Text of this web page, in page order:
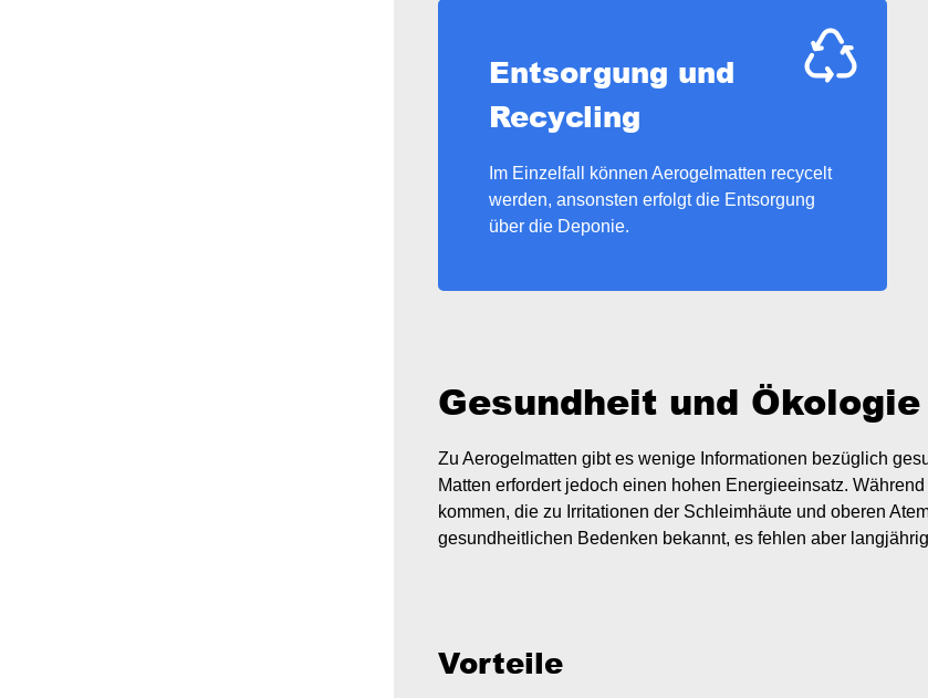
Entsorgung und
Recycling
Im Einzelfall können Aerogelmatten recycelt
werden, ansonsten erfolgt die Entsorgung
über die Deponie.
Gesundheit und Ökologie
Zu Aerogelmatten gibt es wenige Informationen bezüglich
Matten erfordert jedoch einen hohen Energieeinsatz.
kommen, die zu Irritationen der Schleimhäute und oberen
gesundheitlichen Bedenken bekannt, es fehlen aber
Vorteile